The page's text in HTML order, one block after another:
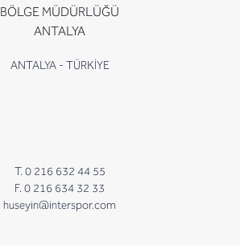
BÖLGE MÜDÜRLÜĞÜ
ANTALYA
ANTALYA - TÜRKİYE
T. 0 216 632 44 55
F. 0 216 634 32 33
huseyin@interspor.com